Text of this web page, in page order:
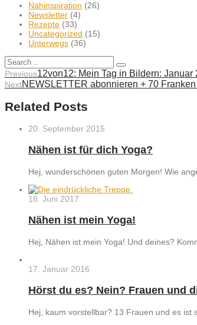
Nähinspiration (26)
Newsletter (4)
Rezepte (33)
Uncategorized (15)
Unterwegs (36)
Previous12von12: Mein Tag in Bildern: Januar
NextNEWSLETTER abonnieren + 70
Related Posts
20. September 2015
Nähen ist für dich Yoga?
Hej, wunderschönen guten Morgen! Wie
18. Juni 2017
Nähen ist mein Yoga!
Hej, Nähen ist mein Yoga! Und deines?
17. Januar 2016
Hörst du es? Nein? Frauen und
Hej, kaum vorstellbar? 13 Frauen und es